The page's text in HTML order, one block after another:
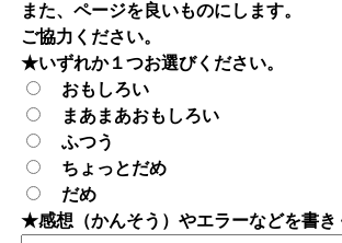
また、ページを良いものにします。
ご協力ください。
★いずれか１つお選びください。
おもしろい
まあまあおもしろい
ふつう
ちょっとだめ
だめ
★感想（かんそう）やエラーなどを書き